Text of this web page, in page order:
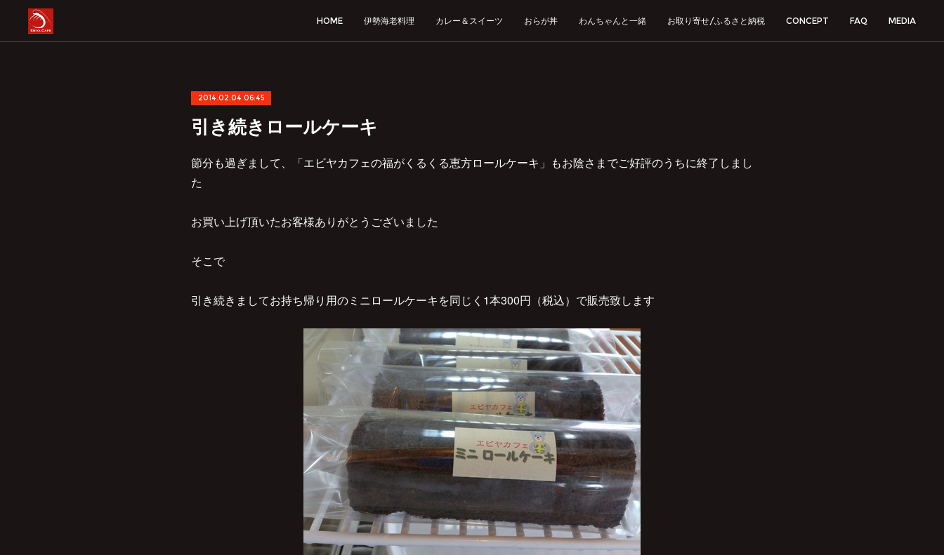
HOME 伊勢海老料理 カレー＆スイーツ おらが丼 わんちゃんと一緒 お取り寄せ/ふるさと納税 CONCEPT FAQ MEDIA
2014.02.04 06:45
引き続きロールケーキ
節分も過ぎまして、「エビヤカフェの福がくるくる恵方ロールケーキ」もお陰さまでご好評のうちに終了しまし
た
お買い上げ頂いたお客様ありがとうございました
そこで
引き続きましてお持ち帰り用のミニロールケーキを同じく1本300円（税込）で販売致します